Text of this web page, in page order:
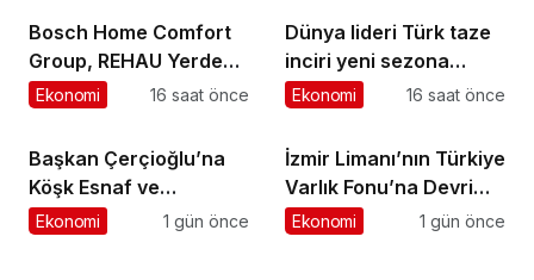
Bosch Home Comfort
Group, REHAU Yerden
Isıtma Sistemleri’nin
distribütörü oldu
Ekonomi 16 saat önce
Dünya lideri Türk taze
inciri yeni sezona
başladı
Ekonomi 16 saat önce
Başkan Çerçioğlu’na
Köşk Esnaf ve
Sanatkârlar
Ekonomi 1 gün önce
İzmir Limanı’nın Türkiye
Varlık Fonu’na Devri
Tamamlandı
Ekonomi 1 gün önce